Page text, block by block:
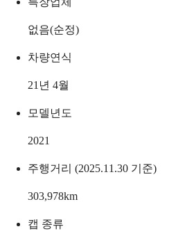
없음(순정)
차량연식
21년 4월
모델년도
2021
주행거리 (2025.11.30 기준)
303,978km
캡 종류